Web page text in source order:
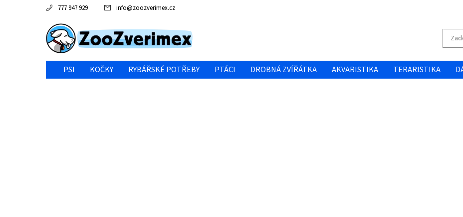
777 947 929 info@zoozverimex.cz
PSI KOČKY RYBÁŘSKÉ POTŘEBY PTÁCI DROBNÁ ZVÍŘÁTKA AKVARISTIKA TERARISTIKA